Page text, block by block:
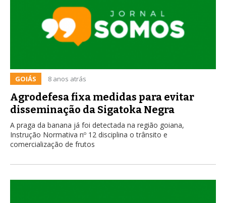
GOIÁS 8 anos atrás
Agrodefesa fixa medidas para evitar
disseminação da Sigatoka Negra
A praga da banana já foi detectada na região goiana,
Instrução Normativa nº 12 disciplina o trânsito e
comercialização de frutos